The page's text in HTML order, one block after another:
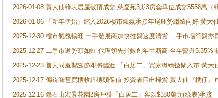
2026-01-08 黃大仙綠表居屋破頂成交 慈愛苑3期3房套單位成交$558萬（
2026-01-06 「新年伊始」踏入2026樓市氣氛承接年尾旺勢繼續向好 黃
2025-12-30 樓市氣氛暢旺 一手發展商加快推盤速度清貨 二手市場筍盤
2025-12-27 二手市道勢頭如虹 代理領先指數創年半新高 全年暫升5.35%
2025-12-23 普天同慶聖誕節即將臨近 「白居二」買家繼續搶閘入市 黃
2025-12-17 傳統智慧買樓收租磚頭保值 投資者四出掃貨 黃大仙『樓仔
2025-12-16 鑽石山宏景花園2房戶獲「白居二」客以$380萬元(綠表)承接